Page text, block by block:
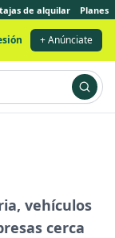
de alquilar Planes
+ Anúnciate
vehículos
cerca